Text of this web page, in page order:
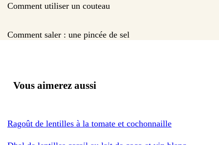
Comment utiliser un couteau
Comment saler : une pincée de sel
Vous aimerez aussi
Ragoût de lentilles à la tomate et cochonnaille